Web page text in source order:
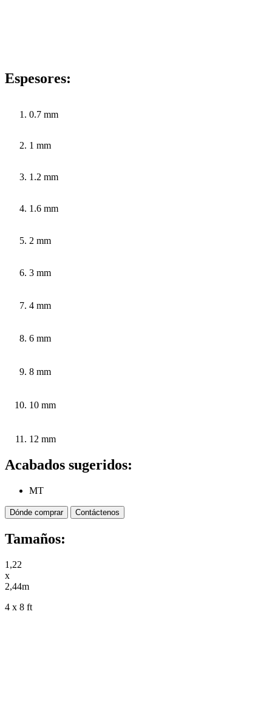
Espesores:
0.7 mm
1 mm
1.2 mm
1.6 mm
2 mm
3 mm
4 mm
6 mm
8 mm
10 mm
12 mm
Acabados sugeridos:
MT
Dónde comprar Contáctenos
Tamaños:
1,22
x
2,44m
4 x 8 ft